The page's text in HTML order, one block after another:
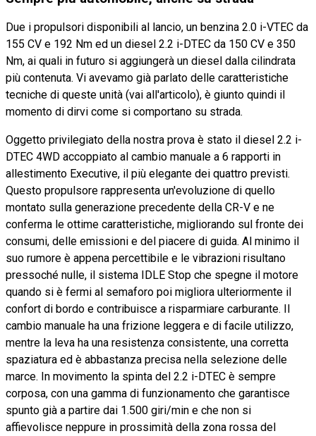
Due i propulsori disponibili al lancio, un benzina 2.0 i-VTEC da
155 CV e 192 Nm ed un diesel 2.2 i-DTEC da 150 CV e 350
Nm, ai quali in futuro si aggiungerà un diesel dalla cilindrata
più contenuta. Vi avevamo già parlato delle caratteristiche
tecniche di queste unità (vai all'articolo), è giunto quindi il
momento di dirvi come si comportano su strada.
Oggetto privilegiato della nostra prova è stato il diesel 2.2 i-
DTEC 4WD accoppiato al cambio manuale a 6 rapporti in
allestimento Executive, il più elegante dei quattro previsti.
Questo propulsore rappresenta un'evoluzione di quello
montato sulla generazione precedente della CR-V e ne
conferma le ottime caratteristiche, migliorando sul fronte dei
consumi, delle emissioni e del piacere di guida. Al minimo il
suo rumore è appena percettibile e le vibrazioni risultano
pressoché nulle, il sistema IDLE Stop che spegne il motore
quando si è fermi al semaforo poi migliora ulteriormente il
confort di bordo e contribuisce a risparmiare carburante. Il
cambio manuale ha una frizione leggera e di facile utilizzo,
mentre la leva ha una resistenza consistente, una corretta
spaziatura ed è abbastanza precisa nella selezione delle
marce. In movimento la spinta del 2.2 i-DTEC è sempre
corposa, con una gamma di funzionamento che garantisce
spunto già a partire dai 1.500 giri/min e che non si
affievolisce neppure in prossimità della zona rossa del